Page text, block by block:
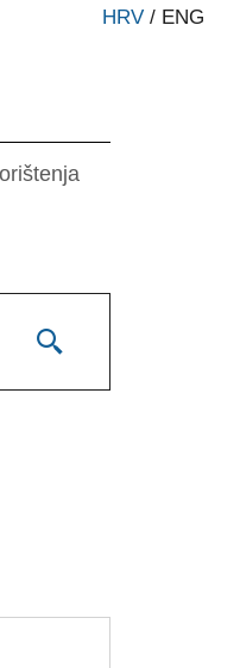
HRV / ENG